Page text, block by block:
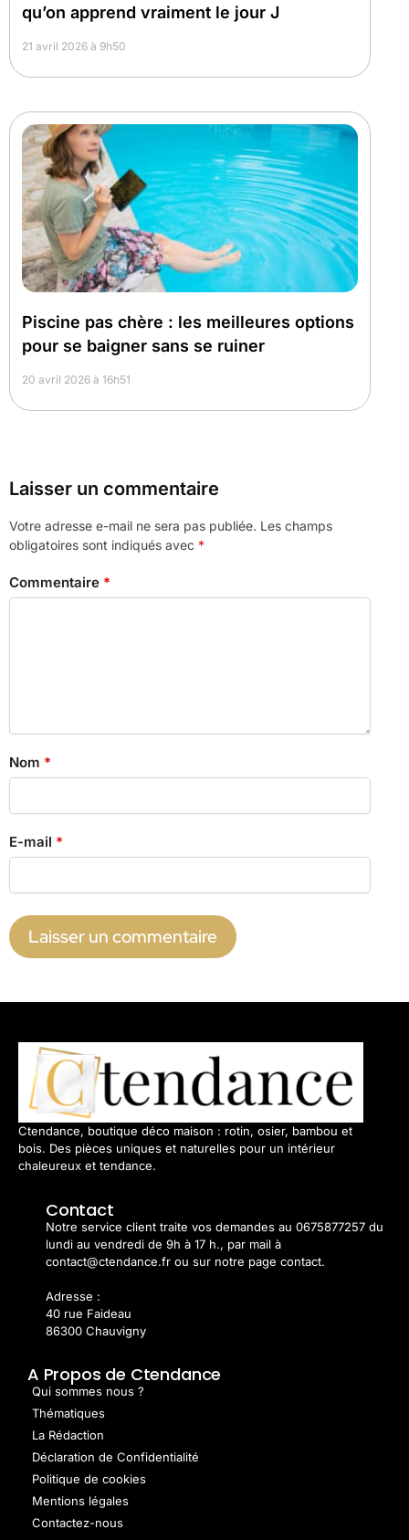
qu’on apprend vraiment le jour J
21 avril 2026 à 9h50
Piscine pas chère : les meilleures options
pour se baigner sans se ruiner
20 avril 2026 à 16h51
Laisser un commentaire
Votre adresse e-mail ne sera pas publiée. Les champs
obligatoires sont indiqués avec *
Commentaire *
Nom *
E-mail *
Ctendance, boutique déco maison : rotin, osier, bambou et
bois. Des pièces uniques et naturelles pour un intérieur
chaleureux et tendance.
Contact
Notre service client traite vos demandes au 0675877257 du
lundi au vendredi de 9h à 17 h., par mail à
contact@ctendance.fr ou sur notre page contact.
Adresse :
40 rue Faideau
86300 Chauvigny
A Propos de Ctendance
Qui sommes nous ?
Thématiques
La Rédaction
Déclaration de Confidentialité
Politique de cookies
Mentions légales
Contactez-nous